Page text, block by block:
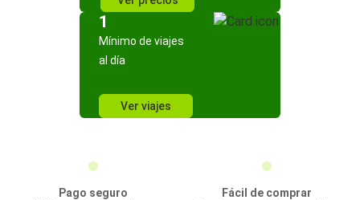
1
Mínimo de viajes
al día
Ver viajes
Pago seguro
Fácil de comprar